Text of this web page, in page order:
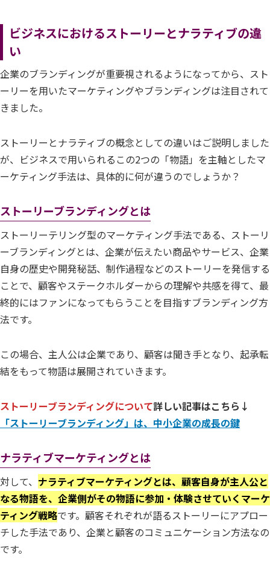
ビジネスにおけるストーリーとナラティブの違
い
企業のブランディングが重要視されるようになってから、スト
ーリーを用いたマーケティングやブランディングは注目されて
きました。
ストーリーとナラティブの概念としての違いはご説明しました
が、ビジネスで用いられるこの2つの「物語」を主軸としたマ
ーケティング手法は、具体的に何が違うのでしょうか？
ストーリーブランディングとは
ストーリーテリング型のマーケティング手法である、ストーリ
ーブランディングとは、企業が伝えたい商品やサービス、企業
自身の歴史や開発秘話、制作過程などのストーリーを発信する
ことで、顧客やステークホルダーからの理解や共感を得て、最
終的にはファンになってもらうことを目指すブランディング方
法です。
この場合、主人公は企業であり、顧客は聞き手となり、起承転
結をもって物語は展開されていきます。
ストーリーブランディングについて詳しい記事はこちら↓
「ストーリーブランディング」は、中小企業の成長の鍵
ナラティブマーケティングとは
対して、 ナラティブマーケティングとは、顧客自身が主人公と
なる物語を、企業側がその物語に参加・体験させていくマーケ
ティング戦略です。顧客それぞれが語るストーリーにアプロー
チした手法であり、企業と顧客のコミュニケーション方法なの
です。